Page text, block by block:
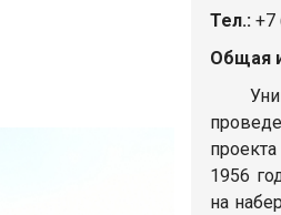
Тел.: +7
Общая
1956
на